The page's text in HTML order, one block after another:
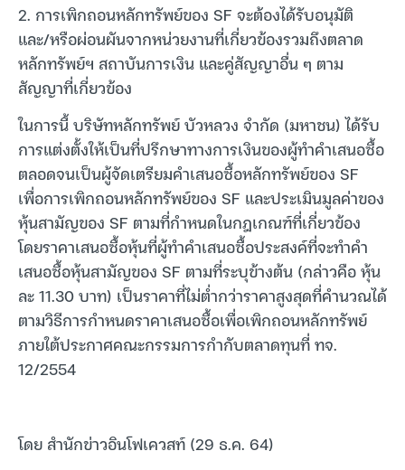
2. การเพิกถอนหลักทรัพย์ของ SF จะต้องได้รับอนุมัติ
และ/หรือผ่อนผันจากหน่วยงานที่เกี่ยวข้องรวมถึงตลาด
หลักทรัพย์ฯ สถาบันการเงิน และคู่สัญญาอื่น ๆ ตาม
สัญญาที่เกี่ยวข้อง
ในการนี้ บริษัทหลักทรัพย์ บัวหลวง จำกัด (มหาชน) ได้รับ
การแต่งตั้งให้เป็นที่ปรึกษาทางการเงินของผู้ทำคำเสนอซื้อ
ตลอดจนเป็นผู้จัดเตรียมคำเสนอซื้อหลักทรัพย์ของ SF
เพื่อการเพิกถอนหลักทรัพย์ของ SF และประเมินมูลค่าของ
หุ้นสามัญของ SF ตามที่กำหนดในกฎเกณฑ์ที่เกี่ยวข้อง
โดยราคาเสนอซื้อหุ้นที่ผู้ทำคำเสนอซื้อประสงค์ที่จะทำคำ
เสนอซื้อหุ้นสามัญของ SF ตามที่ระบุข้างต้น (กล่าวคือ หุ้น
ละ 11.30 บาท) เป็นราคาที่ไม่ต่ำกว่าราคาสูงสุดที่คำนวณได้
ตามวิธีการกำหนดราคาเสนอซื้อเพื่อเพิกถอนหลักทรัพย์
ภายใต้ประกาศคณะกรรมการกำกับตลาดทุนที่ ทจ.
12/2554
โดย สำนักข่าวอินโฟเควสท์ (29 ธ.ค. 64)